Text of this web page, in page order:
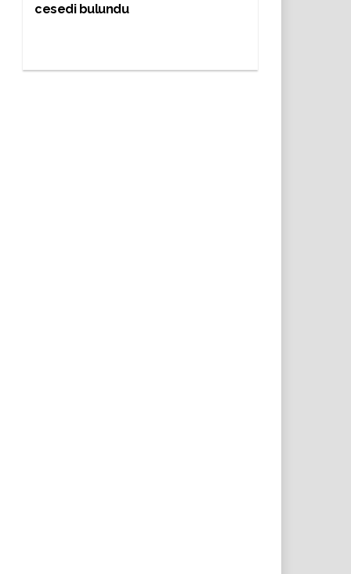
cesedi bulundu